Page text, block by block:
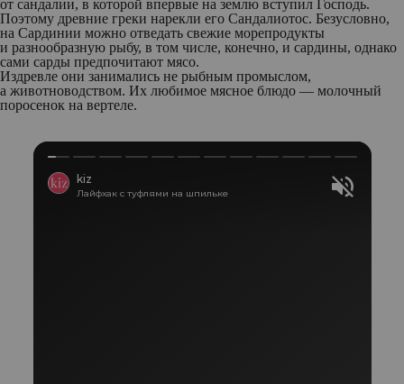
от сандалии, в которой впервые на землю вступил Господь.
Поэтому древние греки нарекли его Сандалиотос. Безусловно,
на Сардинии можно отведать свежие морепродукты
и разнообразную рыбу, в том числе, конечно, и сардины, однако
сами сарды предпочитают мясо.
Издревле они занимались не рыбным промыслом,
а животноводством. Их любимое мясное блюдо — молочный
поросенок на вертеле.